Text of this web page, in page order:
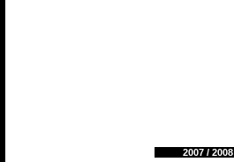
2007 / 2008